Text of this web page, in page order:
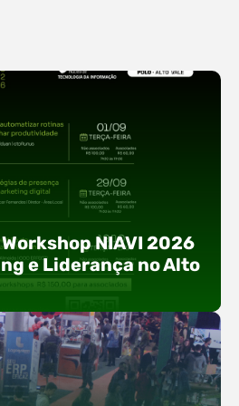
NIAVI 2026
e Liderança no Alto